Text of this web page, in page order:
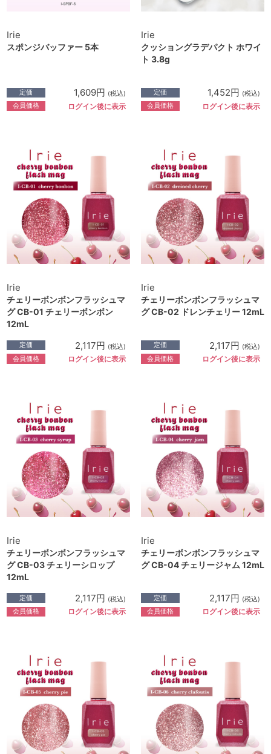
Irie
スポンジバッファー 5本
定価 1,609円 (税込)
会員価格 ログイン後に表示
Irie
クッショングラデパクト ホワイ
ト 3.8g
定価 1,452円 (税込)
会員価格 ログイン後に表示
Irie
チェリーボンボンフラッシュマ
グ CB-01 チェリーボンボン
12mL
定価 2,117円 (税込)
会員価格 ログイン後に表示
Irie
チェリーボンボンフラッシュマ
グ CB-02 ドレンチェリー 12mL
定価 2,117円 (税込)
会員価格 ログイン後に表示
Irie
チェリーボンボンフラッシュマ
グ CB-03 チェリーシロップ
12mL
定価 2,117円 (税込)
会員価格 ログイン後に表示
Irie
チェリーボンボンフラッシュマ
グ CB-04 チェリージャム 12mL
定価 2,117円 (税込)
会員価格 ログイン後に表示